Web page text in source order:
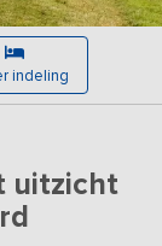
indeling
uitzicht